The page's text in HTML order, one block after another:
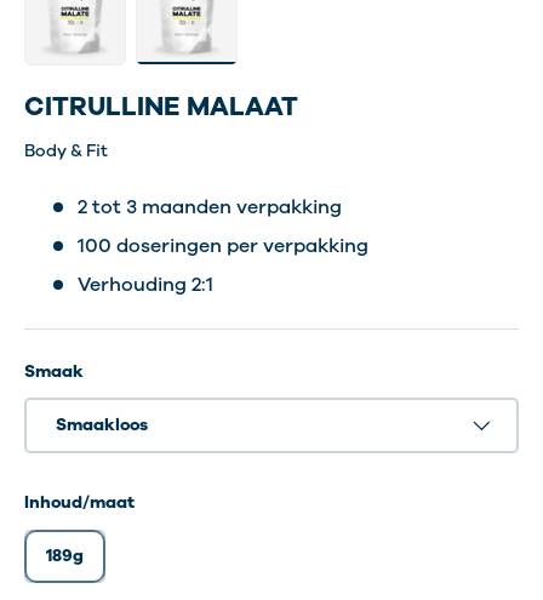
CITRULLINE MALAAT
Body & Fit
2 tot 3 maanden verpakking
100 doseringen per verpakking
Verhouding 2:1
Smaak
Smaakloos
Inhoud/maat
189g